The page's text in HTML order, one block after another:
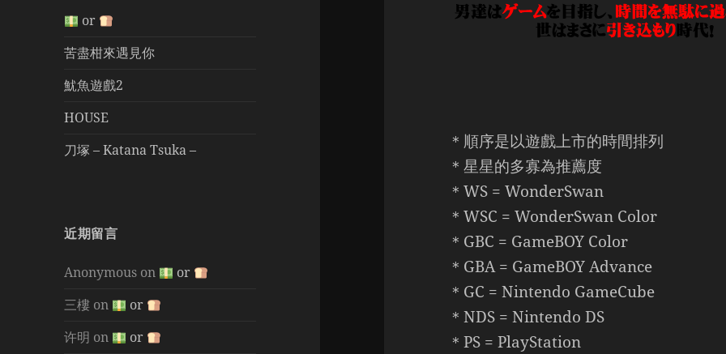
or
苦盡柑來遇見你
魷魚遊戲2
HOUSE
刀塚 – Katana Tsuka –
近期留言
Anonymous on
or
三樓 on
or
许明 on
or
＊順序是以遊戲上市的時間排列
＊星星的多寡為推薦度
＊WS = WonderSwan
＊WSC = WonderSwan Color
＊GBC = GameBOY Color
＊GBA = GameBOY Advance
＊GC = Nintendo GameCube
＊NDS = Nintendo DS
＊PS = PlayStation